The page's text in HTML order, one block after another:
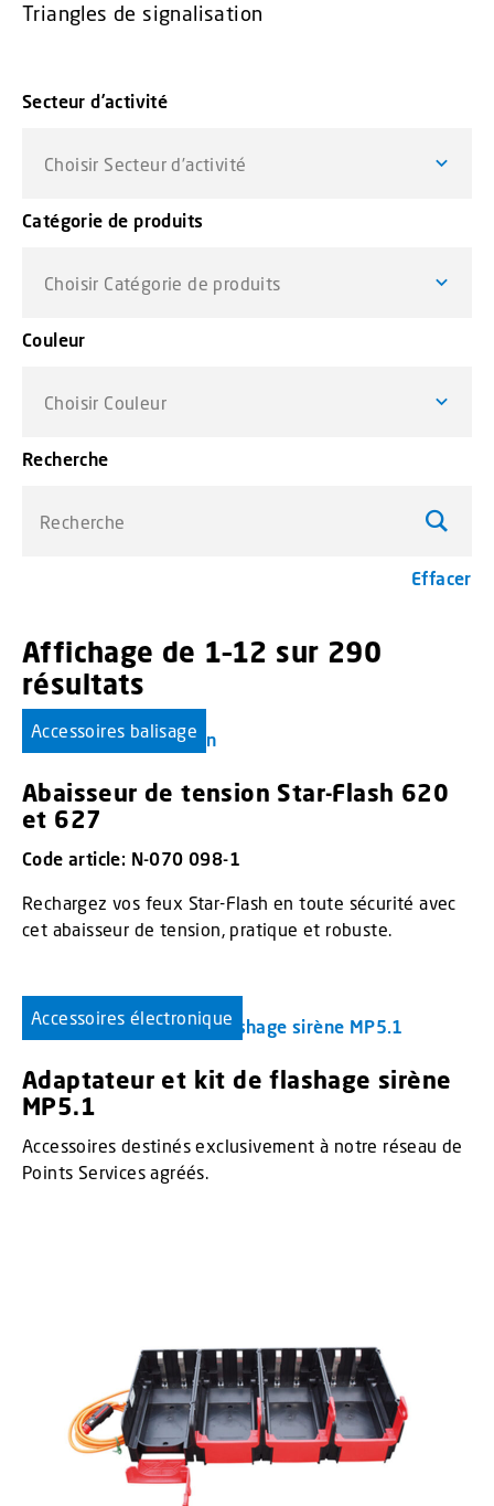
Triangles de signalisation
Secteur d’activité
Choisir Secteur d’activité
Catégorie de produits
Choisir Catégorie de produits
Couleur
Choisir Couleur
Recherche
Effacer
Affichage de 1–12 sur 290
résultats
Accessoires balisage
Abaisseur de tension Star-Flash 620
et 627
Code article: N-070 098-1
Rechargez vos feux Star-Flash en toute sécurité avec
cet abaisseur de tension, pratique et robuste.
Accessoires électronique
Adaptateur et kit de flashage sirène
MP5.1
Accessoires destinés exclusivement à notre réseau de
Points Services agréés.